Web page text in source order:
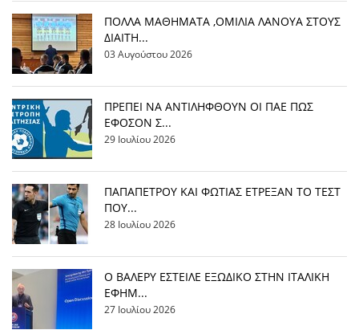
ΠΟΛΛΑ ΜΑΘΗΜΑΤΑ ,ΟΜΙΛΙΑ ΛΑΝΟΥΑ ΣΤΟΥΣ
ΔΙΑΙΤΗ...
03 Αυγούστου 2026
ΠΡΕΠΕΙ ΝΑ ΑΝΤΙΛΗΦΘΟΥΝ ΟΙ ΠΑΕ ΠΩΣ
ΕΦΟΣΟΝ Σ...
29 Ιουλίου 2026
ΠΑΠΑΠΕΤΡΟΥ ΚΑΙ ΦΩΤΙΑΣ ΕΤΡΕΞΑΝ ΤΟ ΤΕΣΤ
ΠΟΥ...
28 Ιουλίου 2026
Ο ΒΑΛΕΡΥ ΕΣΤΕΙΛΕ ΕΞΩΔΙΚΟ ΣΤΗΝ ΙΤΑΛΙΚΗ
ΕΦΗΜ...
27 Ιουλίου 2026